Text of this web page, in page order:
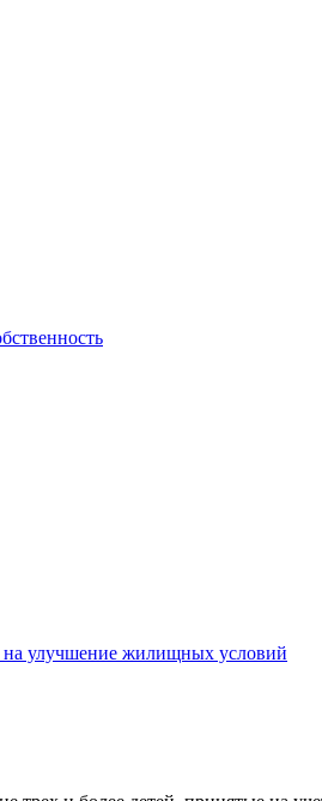
на улучшение жилищных условий